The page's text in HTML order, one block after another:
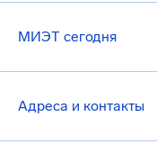
МИЭТ сегодня
Адреса и контакты